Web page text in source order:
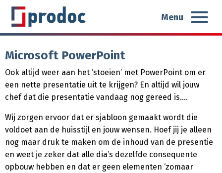
Menu
Microsoft PowerPoint
Ook altijd weer aan het ‘stoeien’ met PowerPoint om er
een nette presentatie uit te krijgen? En altijd wil jouw
chef dat die presentatie vandaag nog gereed is….
Wij zorgen ervoor dat er sjabloon gemaakt wordt die
voldoet aan de huisstijl en jouw wensen. Hoef jij je alleen
nog maar druk te maken om de inhoud van de presentie
en weet je zeker dat alle dia’s dezelfde consequente
opbouw hebben en dat er geen elementen ‘zomaar